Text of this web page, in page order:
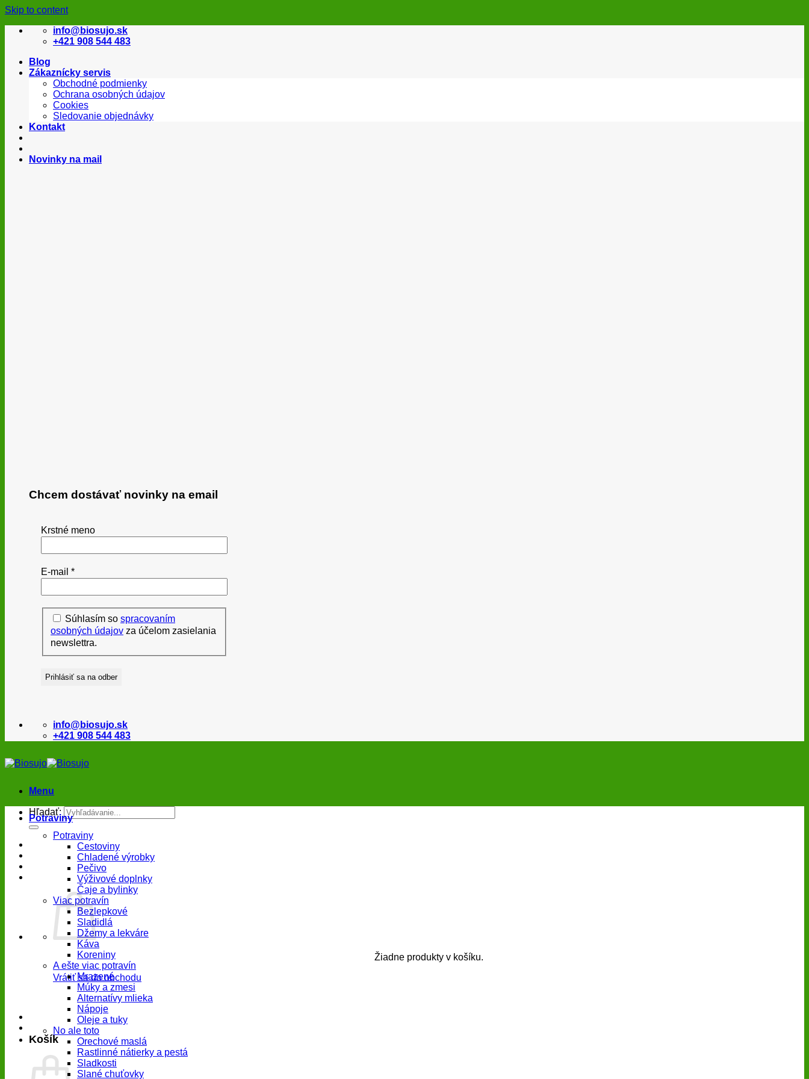
Skip to content
info@biosujo.sk
+421 908 544 483
Blog
Zákaznícky servis
Obchodné podmienky
Ochrana osobných údajov
Cookies
Sledovanie objednávky
Kontakt
Novinky na mail
Chcem dostávať novinky na email
Krstné meno
E-mail *
Súhlasím so spracovaním
osobných údajov za účelom zasielania
newslettra.
info@biosujo.sk
+421 908 544 483
Menu
Hľadať:
Žiadne produkty v košíku.
Vrátiť sa do obchodu
Košík
Potraviny
Potraviny
Cestoviny
Chladené výrobky
Pečivo
Výživové doplnky
Čaje a bylinky
Viac potravín
Bezlepkové
Sladidlá
Džemy a lekváre
Káva
Koreniny
A ešte viac potravín
Mrazené
Múky a zmesi
Alternatívy mlieka
Nápoje
Oleje a tuky
No ale toto
Orechové maslá
Rastlinné nátierky a pestá
Sladkosti
Slané chuťovky